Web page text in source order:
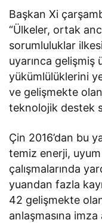
Başkan Xi
“Ülkeler, ortak
sorumluluklar
uyarınca gelişmiş
yükümlülüklerini
ve gelişmekte
teknolojik destek
Çin 2016’dan bu
temiz enerji,
çalışmalarında
yuandan fazla
42 gelişmekte
anlaşmasına